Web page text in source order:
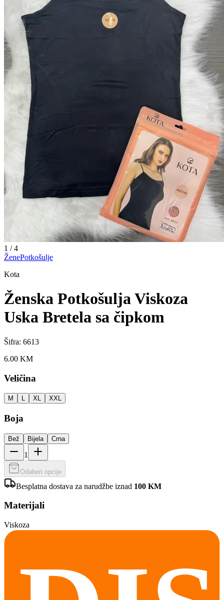
1 /4
ŽenePotkošulje
Kota
Ženska Potkošulja Viskoza
Uska Bretela sa čipkom
Šifra: 6613
6.00 KM
Veličina
M L XL XXL
Boja
Bež Bijela Crna
1
Odaberi opcije
Besplatna dostava za narudžbe iznad 100 KM
Materijali
Viskoza